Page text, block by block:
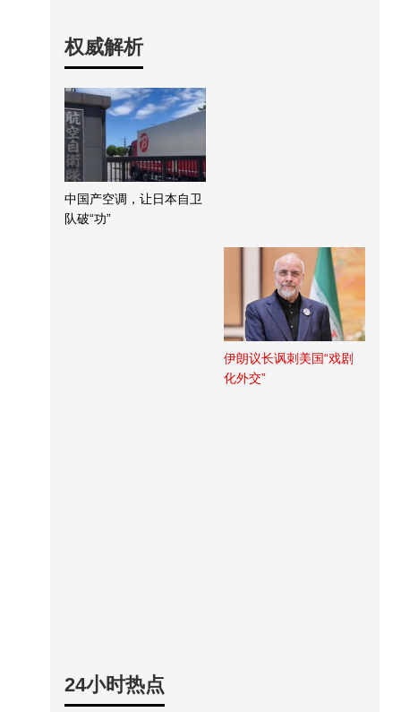
权威解析
中国产空调，让日本自卫
队破“功”
伊朗议长讽刺美国“戏剧
化外交”
24小时热点